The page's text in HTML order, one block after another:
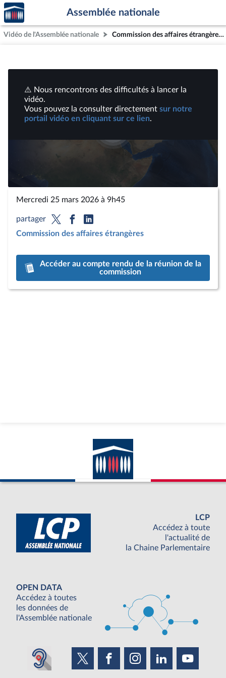
Aller au contenu
Aller en bas de la page
Accèder
à la
page
d'accueil
Assemblée nationale
Vidéo de l'Assemblée nationale Commission des affaires étrangères : Entretien et exploitation de la ligne ferroviaire Coni-Breil-Vintimille ; Privilèges et immunités de la Communauté des Caraïbes du 14 janvier 1985 ; Conflit au Moyen-Orient | Vidéos
Lire
la
vidéo
⚠️ Nous rencontrons des difficultés à lancer la
vidéo.
Vous pouvez la consulter directement sur notre
portail vidéo en cliquant sur ce lien.
Mercredi 25 mars 2026 à 9h45
partager
Commission des affaires étrangères
Accéder au compte rendu de la réunion de la
commission
LCP
Accédez à toute
l'actualité de
la Chaine Parlementaire
OPEN DATA
Accédez à toutes
les données de
l'Assemblée nationale